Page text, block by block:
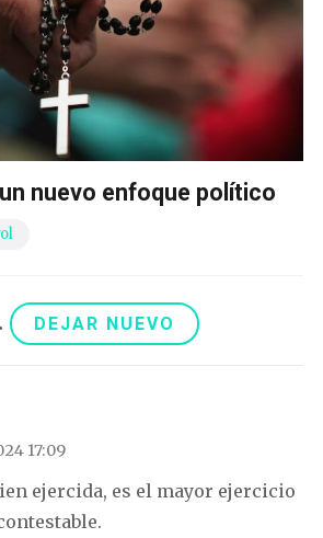
nuevo enfoque político
. DEJAR NUEVO
17:09
ejercida, es el mayor ejercicio